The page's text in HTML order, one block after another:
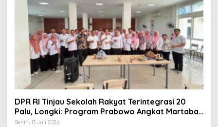
DPR RI Tinjau Sekolah Rakyat Terintegrasi 20
Palu, Longki: Program Prabowo Angkat Martabat
Anak Miskin
Senin, 13 Juli 2026